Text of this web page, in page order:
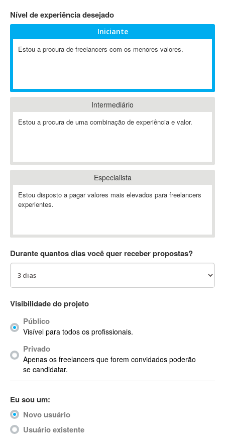
802.11
A-GPS
ABAP
Abaqus
ABBYY FineReader
Ableton
Ableton Push
Abstract
AC3
ACID Pro
ACPI
Acrobat
Acrobat X
Acronis
ACT
Actimize
ActionScript
ActionScript 3
Nível de experiência desejado
Iniciante
Estou a procura de freelancers com os menores valores.
Intermediário
Estou a procura de uma combinação de experiência e valor.
Especialista
Estou disposto a pagar valores mais elevados para freelancers
experientes.
Durante quantos dias você quer receber propostas?
Visibilidade do projeto
Público
Visível para todos os profissionais.
Privado
Apenas os freelancers que forem convidados poderão
se candidatar.
Eu sou um:
Novo usuário
Usuário existente